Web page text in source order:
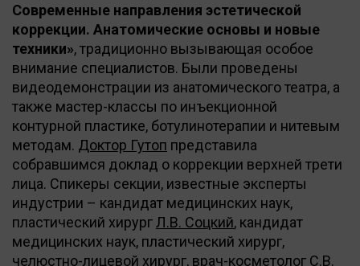
Современные направления эстетической
коррекции. Анатомические основы и новые
техники», традиционно вызывающая особое
внимание специалистов. Были проведены
видеодемонстрации из анатомического театра, а
также мастер-классы по инъекционной
контурной пластике, ботулинотерапии и нитевым
методам. Доктор Гутоп представила
собравшимся доклад о коррекции верхней трети
лица. Спикеры секции, известные эксперты
индустрии – кандидат медицинских наук,
пластический хирургЛ.В. Соцкий, кандидат
медицинских наук, пластический хирург,
челюстно-лицевой хирург, врач-косметолог С.В.